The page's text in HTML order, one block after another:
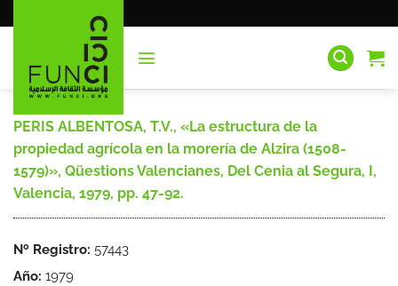
al
PERIS ALBENTOSA, T.V., «La estructura de la
propiedad agrícola en la morería de Alzira (1508-
1579)», Qüestions Valencianes, Del Cenia al Segura, I,
Valencia, 1979, pp. 47-92.
Nº Registro: 57443
Año: 1979